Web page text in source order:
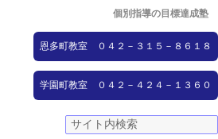
個別指導の目標達成塾
恩多町教室 ０４２－３１５－８６１８
学園町教室 ０４２－４２４－１３６０